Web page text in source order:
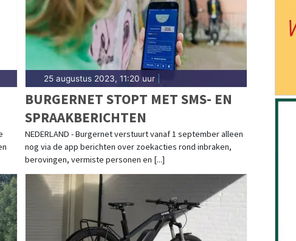
25 augustus 2023, 11:20 uur|
BURGERNET STOPT MET SMS- EN
SPRAAKBERICHTEN
NEDERLAND - Burgernet verstuurt vanaf 1 september alleen
nog via de app berichten over zoekacties rond inbraken,
berovingen, vermiste personen en [...]